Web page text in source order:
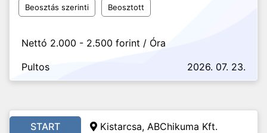
Beosztás szerinti Beosztott
Nettó 2.000 - 2.500 forint / Óra
Pultos
2026. 07. 23.
START Kistarcsa, ABChikuma Kft.